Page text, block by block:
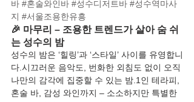
바 #혼술와인바 #성수디저트바 #성수역마사
지 #서울조용한유흥
🎉 마무리 – 조용한 트렌드가 살아 숨 쉬
는 성수의 밤
성수의 밤은 ‘힐링’과 ‘스타일’ 사이를 유영합니
다.시끄러운 음악도, 번화한 외침도 없이 오직
나만의 감각에 집중할 수 있는 밤.1인 테라피,
혼술 바, 감성 와인까지 – 소소하지만 특별한